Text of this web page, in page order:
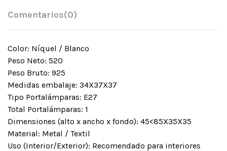
Comentarios(0)
Color: Níquel / Blanco
Peso Neto: 520
Peso Bruto: 925
Medidas embalaje: 34X37X37
Tipo Portalámparas: E27
Total Portalámparas: 1
Dimensiones (alto x ancho x fondo): 45<85X35X35
Material: Metal / Textil
Uso (Interior/Exterior): Recomendado para interiores